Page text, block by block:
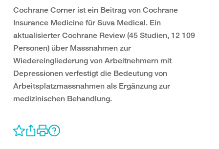
Cochrane Corner ist ein Beitrag von Cochrane
Insurance Medicine für Suva Medical. Ein
aktualisierter Cochrane Review (45 Studien, 12 109
Personen) über Massnahmen zur
Wiedereingliederung von Arbeitnehmern mit
Depressionen verfestigt die Bedeutung von
Arbeitsplatzmassnahmen als Ergänzung zur
medizinischen Behandlung.